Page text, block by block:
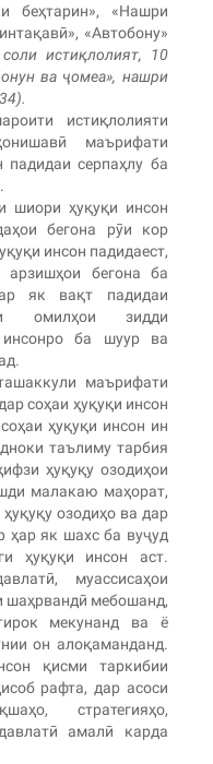
беҳтарин», «Нашри
«Автобону»
истиқлолият, 10
ва ҷомеа», нашри
истиқлолияти
маърифати
падидаи серпаҳлу ба
шиори ҳуқуқи инсон
бегона рӯи кор
инсон падидаест,
бегона ба
як вақт падидаи
омилҳои зидди
инсонро ба шуур ва
маърифати
соҳаи ҳуқуқи инсон
ҳуқуқи инсон ин
таълиму тарбия
ҳуқуқу озодиҳои
малакаю маҳорат,
озодиҳо ва дар
ҳар як шахс ба вуҷуд
ҳуқуқи инсон аст.
муассисаҳои
шаҳрвандӣ мебошанд,
мекунанд ва ё
он алоқаманданд.
қисми таркибии
рафта, дар асоси
стратегияҳо,
амалӣ карда